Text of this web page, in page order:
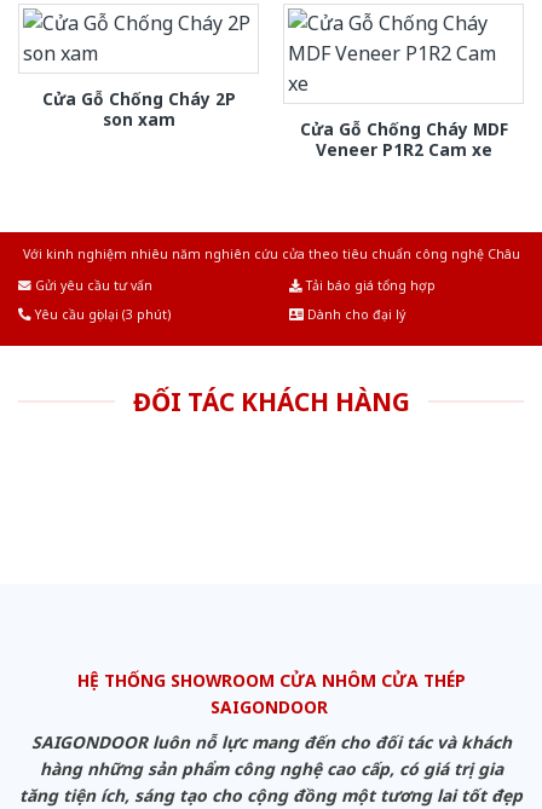
Cửa Gỗ Chống Cháy 2P
son xam
Cửa Gỗ Chống Cháy MDF
Veneer P1R2 Cam xe
Với kinh nghiệm nhiêu năm nghiên cứu cửa theo tiêu chuẩn công nghệ Châu
Gửi yêu cầu tư vấn
Tải báo giá tổng hợp
Yêu cầu gọi lại (3 phút)
Dành cho đại lý
ĐỐI TÁC KHÁCH HÀNG
HỆ THỐNG SHOWROOM CỬA NHÔM CỬA THÉP
SAIGONDOOR
SAIGONDOOR luôn nỗ lực mang đến cho đối tác và khách
hàng những sản phẩm công nghệ cao cấp, có giá trị gia
tăng tiện ích, sáng tạo cho cộng đồng một tương lai tốt đẹp